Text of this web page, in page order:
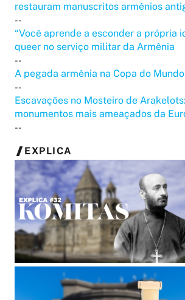
restauram manuscritos armênios
--
“Você aprende a esconder a própria
queer no serviço militar da Armênia
--
A pegada armênia na Copa do
--
Escavações no Mosteiro de
monumentos mais ameaçados da
--
EXPLICA